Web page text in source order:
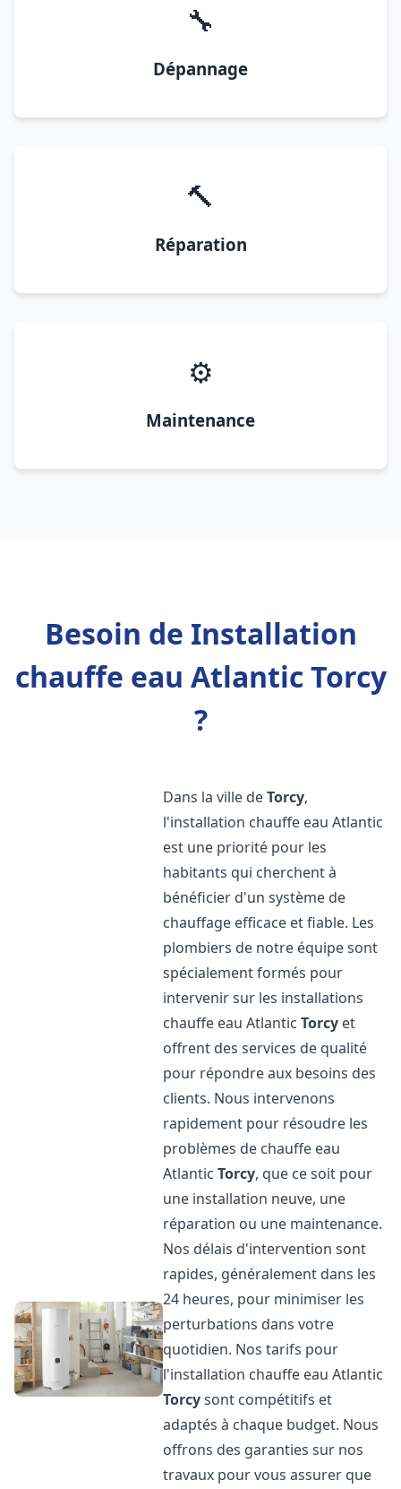
🔧
Dépannage
🔨
Réparation
⚙️
Maintenance
Besoin de Installation
chauffe eau Atlantic Torcy
?
Dans la ville deTorcy,
l'installation chauffe eau Atlantic
est une priorité pour les
habitants qui cherchent à
bénéficier d'un système de
chauffage efficace et fiable. Les
plombiers de notre équipe sont
spécialement formés pour
intervenir sur les installations
chauffe eau AtlanticTorcy et
offrent des services de qualité
pour répondre aux besoins des
clients. Nous intervenons
rapidement pour résoudre les
problèmes de chauffe eau
AtlanticTorcy, que ce soit pour
une installation neuve, une
réparation ou une maintenance.
Nos délais d'intervention sont
rapides, généralement dans les
24 heures, pour minimiser les
perturbations dans votre
quotidien. Nos tarifs pour
l'installation chauffe eau Atlantic
Torcysont compétitifs et
adaptés à chaque budget. Nous
offrons des garanties sur nos
travaux pour vous assurer que